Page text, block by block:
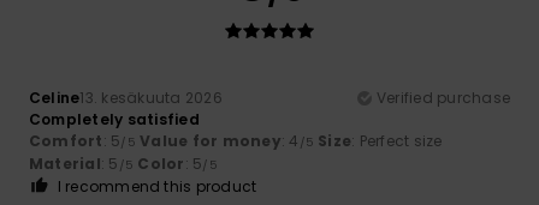
Celine13. kesäkuuta 2026
Verified purchase
Completely satisfied
Comfort: 5/5 Value for money: 4 /5 Size: Perfect size
Material: 5 /5 Color: 5/5
I recommend this product